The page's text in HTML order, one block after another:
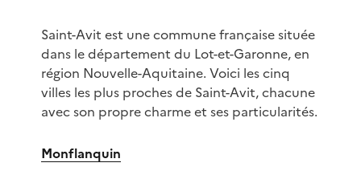
Saint-Avit est une commune française située
dans le département du Lot-et-Garonne, en
région Nouvelle-Aquitaine. Voici les cinq
villes les plus proches de Saint-Avit, chacune
avec son propre charme et ses particularités.
Monflanquin